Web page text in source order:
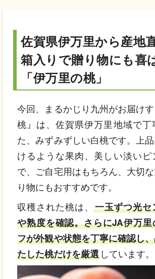
佐賀県伊万里から産地
箱入りで贈り物にも喜
「伊万里の桃」
今回、まるかじり九州がお届け
桃』は、佐賀県伊万里地域で丁
た、みずみずしい白桃です。上
けるような果肉、美しい淡いピ
で、ご自宅用はもちろん、大切
り物にもおすすめです。
収穫された桃は、 一玉ずつ光
や熟度を確認。さらにJA伊万
フが外観や状態を丁寧に確認し
たした桃だけを厳選 しています。